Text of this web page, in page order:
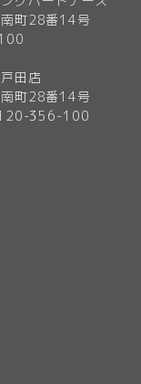
町28番14号
田店
町28番14号
356-100